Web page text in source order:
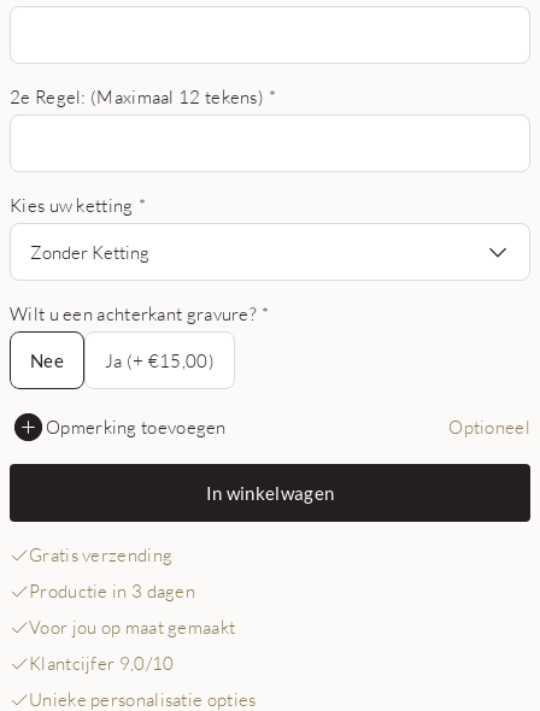
2e Regel: (Maximaal 12 tekens) *
Kies uw ketting *
Zonder Ketting
Wilt u een achterkant gravure? *
Nee
Nee
Ja (+ €15,00)
Opmerking toevoegen Optioneel
In winkelwagen
Gratis verzending
Productie in 3 dagen
Voor jou op maat gemaakt
Klantcijfer 9,0/10
Unieke personalisatie opties